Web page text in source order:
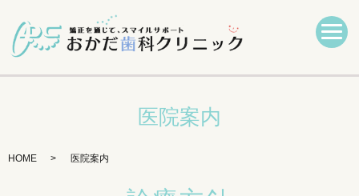
医院案内
HOME 医院案内